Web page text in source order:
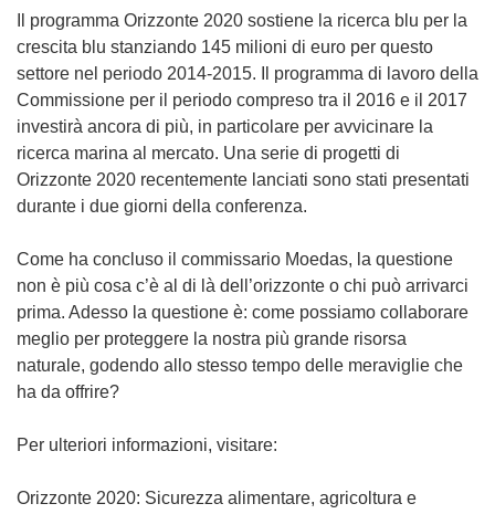
Il programma Orizzonte 2020 sostiene la ricerca blu per la
crescita blu stanziando 145 milioni di euro per questo
settore nel periodo 2014-2015. Il programma di lavoro della
Commissione per il periodo compreso tra il 2016 e il 2017
investirà ancora di più, in particolare per avvicinare la
ricerca marina al mercato. Una serie di progetti di
Orizzonte 2020 recentemente lanciati sono stati presentati
durante i due giorni della conferenza.
Come ha concluso il commissario Moedas, la questione
non è più cosa c’è al di là dell’orizzonte o chi può arrivarci
prima. Adesso la questione è: come possiamo collaborare
meglio per proteggere la nostra più grande risorsa
naturale, godendo allo stesso tempo delle meraviglie che
ha da offrire?
Per ulteriori informazioni, visitare:
Orizzonte 2020: Sicurezza alimentare, agricoltura e